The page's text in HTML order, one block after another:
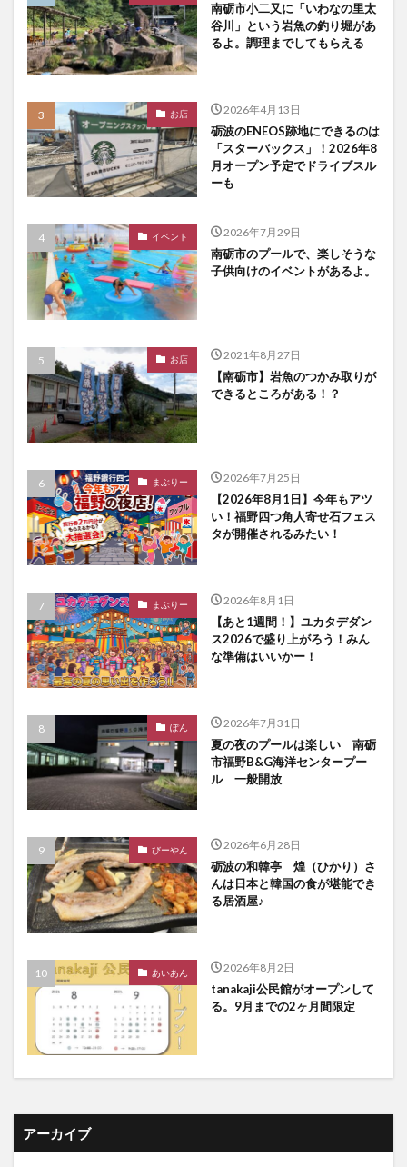
南砺市小二又に「いわなの里太
谷川」という岩魚の釣り堀があ
るよ。調理までしてもらえる
お店 2026年4月13日
砺波のENEOS跡地にできるのは
「スターバックス」！2026年8
月オープン予定でドライブスル
ーも
イベント 2026年7月29日
南砺市のプールで、楽しそうな
子供向けのイベントがあるよ。
お店 2021年8月27日
【南砺市】岩魚のつかみ取りが
できるところがある！？
まぶりー 2026年7月25日
【2026年8月1日】今年もアツ
い！福野四つ角人寄せ石フェス
タが開催されるみたい！
まぶりー 2026年8月1日
【あと1週間！】ユカタデダン
ス2026で盛り上がろう！みん
な準備はいいかー！
ぽん 2026年7月31日
夏の夜のプールは楽しい 南砺
市福野B&G海洋センタープー
ル 一般開放
びーやん 2026年6月28日
砺波の和韓亭 煌（ひかり）さ
んは日本と韓国の食が堪能でき
る居酒屋♪
あいあん 2026年8月2日
tanakaji公民館がオープンして
る。9月までの2ヶ月間限定
アーカイブ